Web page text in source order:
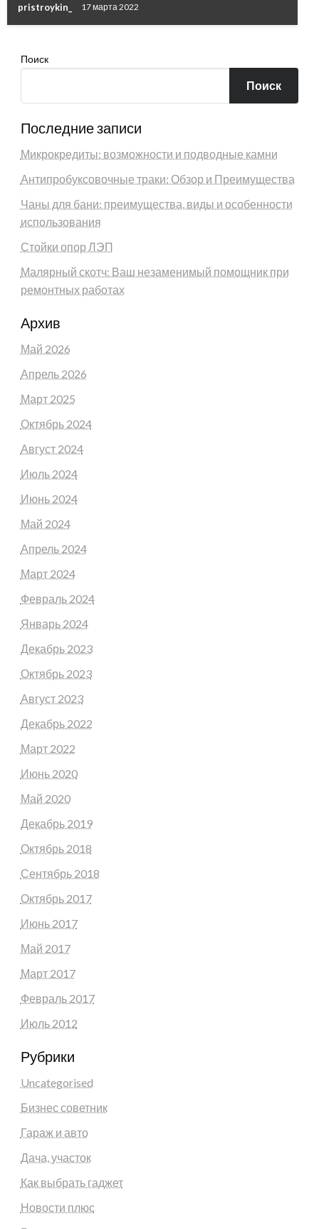
pristroykin_ 17 марта 2022
Поиск
Поиск
Последние записи
Микрокредиты: возможности и подводные камни
Антипробуксовочные траки: Обзор и Преимущества
Чаны для бани: преимущества, виды и особенности
использования
Стойки опор ЛЭП
Малярный скотч: Ваш незаменимый помощник при
ремонтных работах
Архив
Май 2026
Апрель 2026
Март 2025
Октябрь 2024
Август 2024
Июль 2024
Июнь 2024
Май 2024
Апрель 2024
Март 2024
Февраль 2024
Январь 2024
Декабрь 2023
Октябрь 2023
Август 2023
Декабрь 2022
Март 2022
Июнь 2020
Май 2020
Декабрь 2019
Октябрь 2018
Сентябрь 2018
Октябрь 2017
Июнь 2017
Май 2017
Март 2017
Февраль 2017
Июль 2012
Рубрики
Uncategorised
Бизнес советник
Гараж и авто
Дача, участок
Как выбрать гаджет
Новости плюс